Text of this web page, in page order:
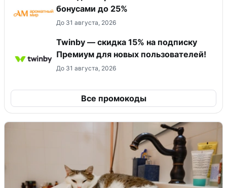
бонусами до 25%
До 31 августа, 2026
Twinby — скидка 15% на подписку
Премиум для новых пользователей!
До 31 августа, 2026
Все промокоды